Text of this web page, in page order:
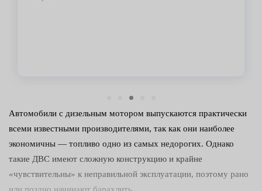
Автомобили с дизельным мотором выпускаются практически
всеми известными производителями, так как они наиболее
экономичны — топливо одно из самых недорогих. Однако
такие ДВС имеют сложную конструкцию и крайне
«чувствительны» к неправильной эксплуатации, поэтому рано